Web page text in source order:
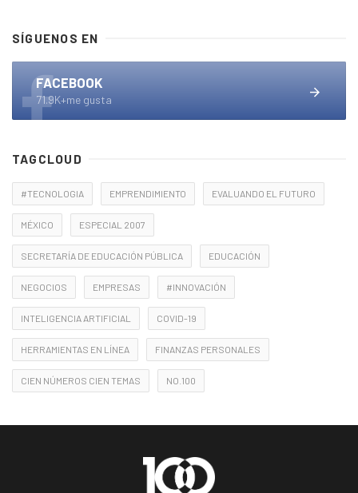
SÍGUENOS EN
FACEBOOK
71.9K+me gusta
TAGCLOUD
#TECNOLOGIA EMPRENDIMIENTO EVALUANDO EL FUTURO
MÉXICO ESPECIAL 2007
SECRETARÍA DE EDUCACIÓN PÚBLICA EDUCACIÓN
NEGOCIOS EMPRESAS #INNOVACIÓN
INTELIGENCIA ARTIFICIAL COVID-19
HERRAMIENTAS EN LÍNEA FINANZAS PERSONALES
CIEN NÚMEROS CIEN TEMAS NO.100